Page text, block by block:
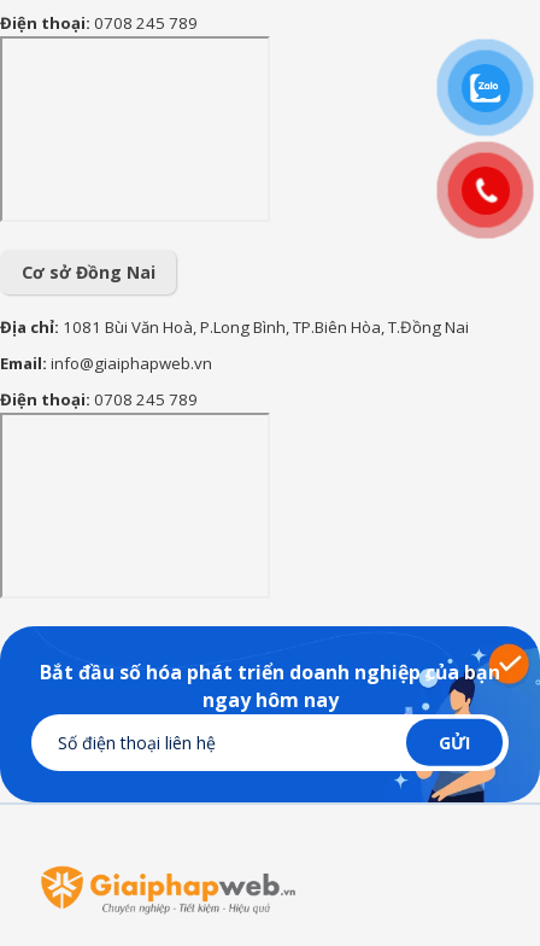
170+ Lời chúc con trai vào
lớp 1 ý nghĩa, yêu thương và
90+ lời chúc sinh nhật cháu
gái hay, ý nghĩa và đáng yêu
Điện thoại: 0708 245 789
Cơ sở Đồng Nai
Địa chỉ: 1081 Bùi Văn Hoà, P.Long Bình, TP.Biên Hòa, T.Đồng Nai
Email: info@giaiphapweb.vn
Điện thoại: 0708 245 789
Bắt đầu số hóa phát triển doanh nghiệp của bạn
ngay hôm nay